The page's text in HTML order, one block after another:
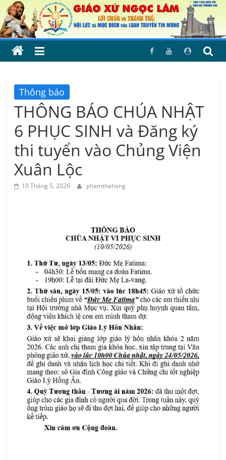
Skip
to
content
Thông báo
THÔNG BÁO CHÚA NHẬT
6 PHỤC SINH và Đăng ký
thi tuyển vào Chủng Viện
Xuân Lộc
10 Tháng 5, 2026 phamthehong